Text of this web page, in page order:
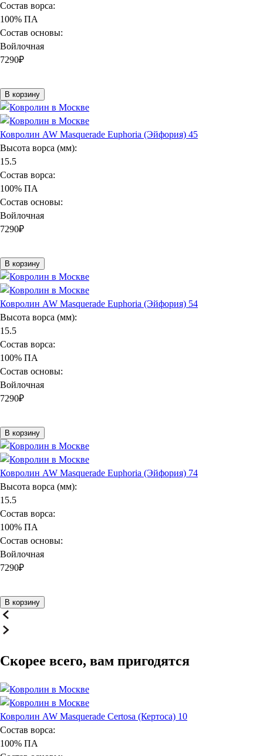
Состав ворса:
100% ПА
Состав основы:
Войлочная
7290₽
В корзину
Ковролин AW Masquerade Euphoria (Эйфория) 45
Высота ворса (мм):
15.5
Состав ворса:
100% ПА
Состав основы:
Войлочная
7290₽
В корзину
Ковролин AW Masquerade Euphoria (Эйфория) 54
Высота ворса (мм):
15.5
Состав ворса:
100% ПА
Состав основы:
Войлочная
7290₽
В корзину
Ковролин AW Masquerade Euphoria (Эйфория) 74
Высота ворса (мм):
15.5
Состав ворса:
100% ПА
Состав основы:
Войлочная
7290₽
В корзину
Скорее всего, вам пригодятся
Ковролин AW Masquerade Certosa (Кертоса) 10
Состав ворса:
100% ПА